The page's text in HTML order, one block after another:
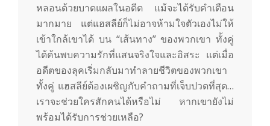
หลอนด้วยบาดแผลในอดีต แม้จะได้รับคำเตือน
มากมาย แต่แฮสลีย์ก็ไม่อาจห้ามใจตัวเองไม่ให้
เข้าใกล้เขาได้ บน “เส้นทาง” ของพวกเขา ทั้งคู่
ได้ค้นพบความรักที่แสนจริงใจและอิสระ แต่เมื่อ
อดีตของลุคเริ่มกลับมาทำลายชีวิตของพวกเขา
ทั้งคู่ แฮสลีย์ต้องเผชิญกับคำถามที่เจ็บปวดที่สุด…
เราจะช่วยใครสักคนได้หรือไม่ หากเขายังไม่
พร้อมได้รับการช่วยเหลือ?